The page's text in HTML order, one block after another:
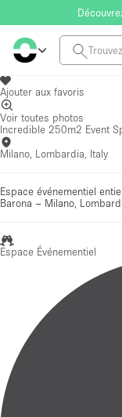
Ajouter aux favoris
Voir toutes photos
Incredible 250m2 Event
Milano, Lombardia, Italy
Espace événementiel
Barona – Milano,
Espace Événementiel